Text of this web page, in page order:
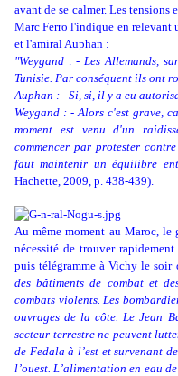
avant de se calmer. Les tensions
Marc Ferro l'indique en relevant
et l'amiral Auphan :
"Weygand : - Les Allemands,
Tunisie. Par conséquent ils ont
Auphan : - Si, si, il y a eu
Weygand : - Alors c'est grave,
moment est venu d'un
commencer par protester
faut maintenir un équilibre
Hachette, 2009, p. 438-439).
Au même moment au Maroc, le
nécessité de trouver
puis télégramme à Vichy le soir
des bâtiments de combat et
combats violents. Les
ouvrages de la côte. Le Jean
secteur terrestre ne peuvent
de Fedala à l’est et survenant
l’ouest. L’alimentation en eau